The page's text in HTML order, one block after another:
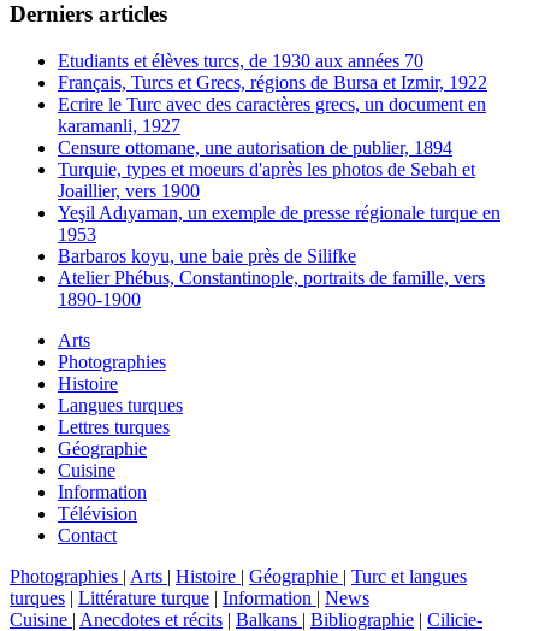
Derniers articles
Etudiants et élèves turcs, de 1930 aux années 70
Français, Turcs et Grecs, régions de Bursa et Izmir, 1922
Ecrire le Turc avec des caractères grecs, un document en
karamanli, 1927
Censure ottomane, une autorisation de publier, 1894
Turquie, types et moeurs d'après les photos de Sebah et
Joaillier, vers 1900
Yeşil Adıyaman, un exemple de presse régionale turque en
1953
Barbaros koyu, une baie près de Silifke
Atelier Phébus, Constantinople, portraits de famille, vers
1890-1900
Arts
Photographies
Histoire
Langues turques
Lettres turques
Géographie
Cuisine
Information
Télévision
Contact
Photographies | Arts | Histoire | Géographie | Turc et langues
turques | Littérature turque | Information | News
Cuisine | Anecdotes et récits | Balkans | Bibliographie | Cilicie-